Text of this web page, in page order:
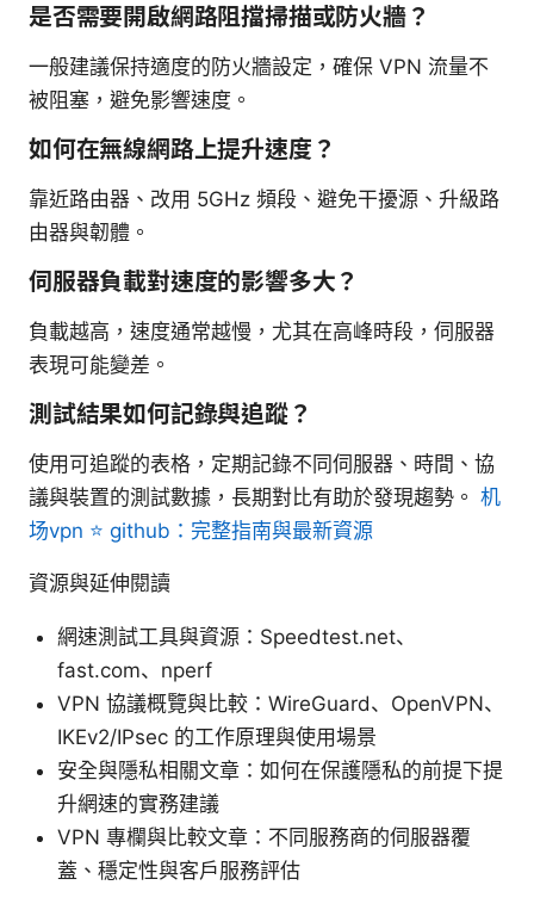
是否需要開啟網路阻擋掃描或防火牆？
一般建議保持適度的防火牆設定，確保 VPN 流量不
被阻塞，避免影響速度。
如何在無線網路上提升速度？
靠近路由器、改用 5GHz 頻段、避免干擾源、升級路
由器與韌體。
伺服器負載對速度的影響多大？
負載越高，速度通常越慢，尤其在高峰時段，伺服器
表現可能變差。
測試結果如何記錄與追蹤？
使用可追蹤的表格，定期記錄不同伺服器、時間、協
議與裝置的測試數據，長期對比有助於發現趨勢。 机
场vpn ⭐ github：完整指南與最新資源
資源與延伸閱讀
網速測試工具與資源：Speedtest.net、
fast.com、nperf
VPN 協議概覽與比較：WireGuard、OpenVPN、
IKEv2/IPsec 的工作原理與使用場景
安全與隱私相關文章：如何在保護隱私的前提下提
升網速的實務建議
VPN 專欄與比較文章：不同服務商的伺服器覆
蓋、穩定性與客戶服務評估